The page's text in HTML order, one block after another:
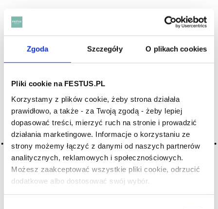
Zgoda Szczegóły O plikach cookies
Pliki cookie na FESTUS.PL
Korzystamy z plików cookie, żeby strona działała
prawidłowo, a także - za Twoją zgodą - żeby lepiej
dopasować treści, mierzyć ruch na stronie i prowadzić
działania marketingowe. Informacje o korzystaniu ze
strony możemy łączyć z danymi od naszych partnerów
analitycznych, reklamowych i społecznościowych.
Możesz zaakceptować wszystkie pliki cookie, odrzucić
dodatkowe albo dostosować swój wybór.
Czy masz ukończone 18 lat?
WYBIERZ LITERĘ ALFABETU PONIŻEJ:
A B C-Ć D E F G
H I J K L-Ł M N
O-Ó P Q R S-Ś T
U V W X-Y
Z-Ź-Ż